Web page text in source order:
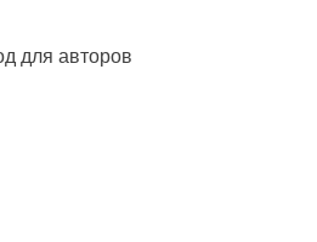
для авторов